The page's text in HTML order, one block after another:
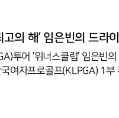
의 연습 방법은 실제 필드에
의 해’ 임은빈의 드라
투어 ’위너스클럽’ 임은빈
프로골프(KLPGA) 1부 투어에